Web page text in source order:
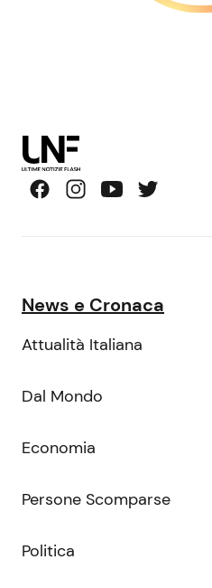
News e Cronaca
Attualità Italiana
Dal Mondo
Economia
Persone Scomparse
Politica